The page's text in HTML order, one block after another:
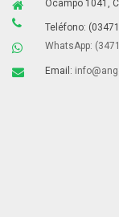
Ocampo 1041,
Teléfono:
WhatsApp:
Email: